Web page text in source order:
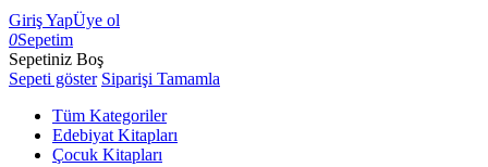
Giriş YapÜye ol
0Sepetim
Sepetiniz Boş
Sepeti göster Siparişi Tamamla
Tüm Kategoriler
Edebiyat Kitapları
Çocuk Kitapları